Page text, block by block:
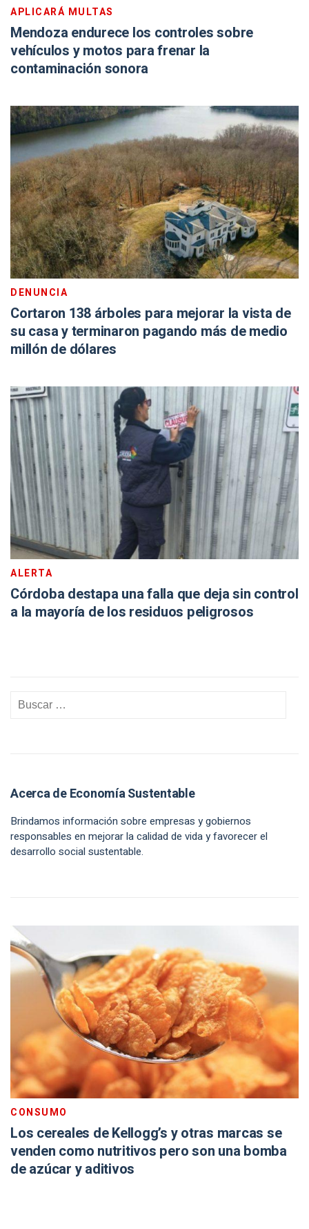
APLICARÁ MULTAS
Mendoza endurece los controles sobre
vehículos y motos para frenar la
contaminación sonora
DENUNCIA
Cortaron 138 árboles para mejorar la vista de
su casa y terminaron pagando más de medio
millón de dólares
ALERTA
Córdoba destapa una falla que deja sin control
a la mayoría de los residuos peligrosos
Acerca de Economía Sustentable
Brindamos información sobre empresas y gobiernos
responsables en mejorar la calidad de vida y favorecer el
desarrollo social sustentable.
CONSUMO
Los cereales de Kellogg’s y otras marcas se
venden como nutritivos pero son una bomba
de azúcar y aditivos